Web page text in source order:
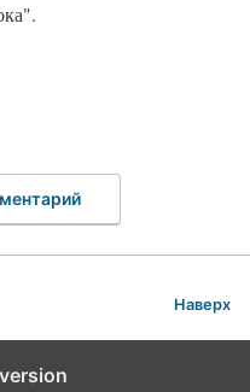
Наверх